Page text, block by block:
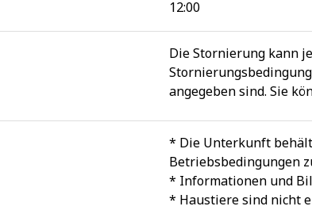
12:00
Die Stornierung kann
angegeben sind. Sie
* Die Unterkunft
Betriebsbedingungen
* Informationen und
* Haustiere sind nicht